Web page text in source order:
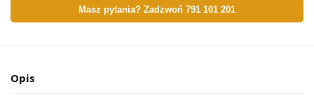
Masz pytania? Zadzwoń 791 101 201
Opis